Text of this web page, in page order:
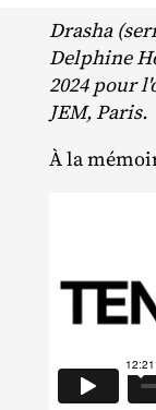
Drasha
Delphine
2024 pour
JEM, Paris.